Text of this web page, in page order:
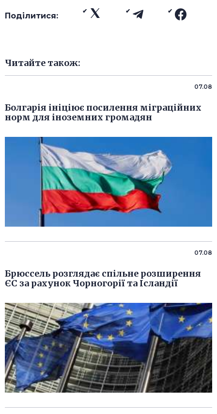
Поділитися:
Читайте також:
07.08
Болгарія ініціює посилення міграційних
норм для іноземних громадян
07.08
Брюссель розглядає спільне розширення
ЄС за рахунок Чорногорії та Ісландії